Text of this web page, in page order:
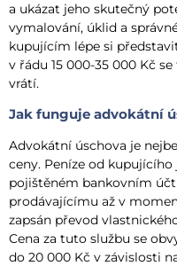
a ukázat jeho skutečný
vymalování, úklid a
kupujícím lépe si
v řádu 15 000-35 000 Kč
vrátí.
Jak funguje advokátní
Advokátní úschova je
ceny. Peníze od
pojištěném bankovním
prodávajícímu až v
zapsán převod
Cena za tuto službu se
do 20 000 Kč v závislosti